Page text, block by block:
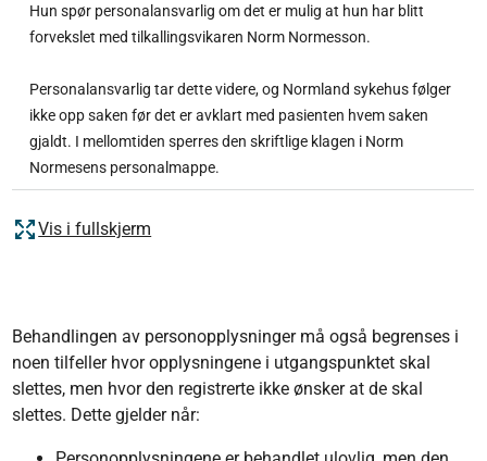
Hun spør personalansvarlig om det er mulig at hun har blitt
forvekslet med tilkallingsvikaren Norm Normesson.
Personalansvarlig tar dette videre, og Normland sykehus følger
ikke opp saken før det er avklart med pasienten hvem saken
gjaldt. I mellomtiden sperres den skriftlige klagen i Norm
Normesens personalmappe.
Vis i fullskjerm
Behandlingen av personopplysninger må også begrenses i
noen tilfeller hvor opplysningene i utgangspunktet skal
slettes, men hvor den registrerte ikke ønsker at de skal
slettes. Dette gjelder når: